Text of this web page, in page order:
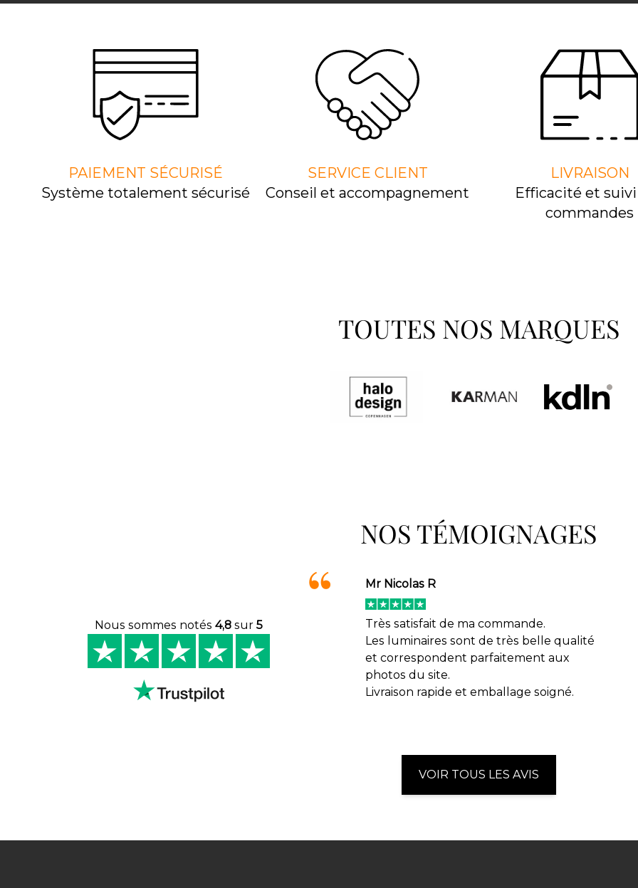
PAIEMENT SÉCURISÉ
Système totalement sécurisé
SERVICE CLIENT
Conseil et accompagnement
LIVRAISON
Efﬁcacité et
commandes
TOUTES NOS MARQUES
NOS TÉMOIGNAGES
Nous sommes notés 4,8sur 5
Mr Nicolas R
Très satisfait de ma commande.
Les luminaires sont de très belle qualité
et correspondent parfaitement aux
photos du site.
Livraison rapide et emballage soigné.
VOIR TOUS LES AVIS